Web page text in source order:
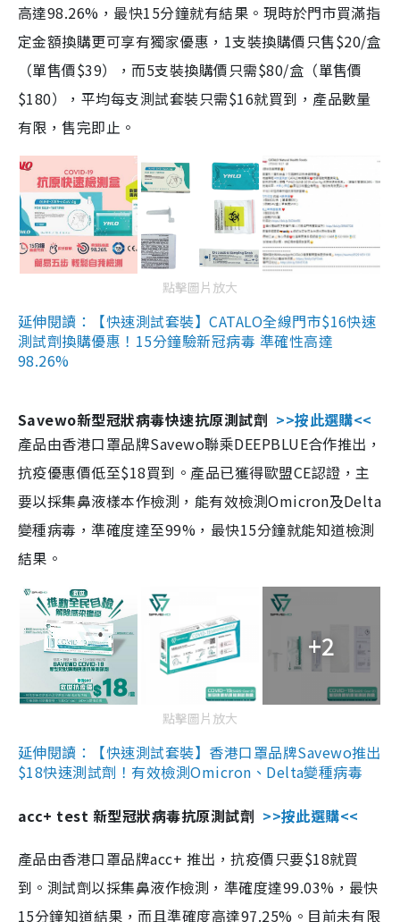
高達98.26%，最快15分鐘就有結果。現時於門市買滿指
定金額換購更可享有獨家優惠，1支裝換購價只售$20/盒
（單售價$39），而5支裝換購價只需$80/盒（單售價
$180），平均每支測試套裝只需$16就買到，產品數量
有限，售完即止。
點擊圖片放大
延伸閱讀：【快速測試套裝】CATALO全線門市$16快速
測試劑換購優惠！15分鐘驗新冠病毒 準確性高達
98.26%
Savewo新型冠狀病毒快速抗原測試劑 >>按此選購<<
產品由香港口罩品牌Savewo聯乘DEEPBLUE合作推出，
抗疫優惠價低至$18買到。產品已獲得歐盟CE認證，主
要以採集鼻液樣本作檢測，能有效檢測Omicron及Delta
變種病毒，準確度達至99%，最快15分鐘就能知道檢測
結果。
+2
點擊圖片放大
延伸閱讀：【快速測試套裝】香港口罩品牌Savewo推出
$18快速測試劑！有效檢測Omicron、Delta變種病毒
acc+ test 新型冠狀病毒抗原測試劑 >>按此選購<<
產品由香港口罩品牌acc+ 推出，抗疫價只要$18就買
到。測試劑以採集鼻液作檢測，準確度達99.03%，最快
15分鐘知道結果，而且準確度高達97.25%。目前未有限